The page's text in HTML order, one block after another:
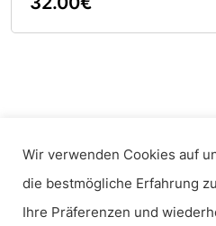
mit5.00
In Den
Wir verwenden Cookies auf
die bestmögliche Erfahrung
Ihre Präferenzen und